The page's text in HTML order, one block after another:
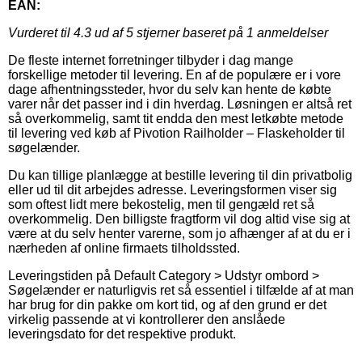
EAN:
Vurderet til 4.3 ud af 5 stjerner baseret på 1 anmeldelser
De fleste internet forretninger tilbyder i dag mange
forskellige metoder til levering. En af de populære er i vore
dage afhentningssteder, hvor du selv kan hente de købte
varer når det passer ind i din hverdag. Løsningen er altså ret
så overkommelig, samt tit endda den mest letkøbte metode
til levering ved køb af Pivotion Railholder – Flaskeholder til
søgelænder.
Du kan tillige planlægge at bestille levering til din privatbolig
eller ud til dit arbejdes adresse. Leveringsformen viser sig
som oftest lidt mere bekostelig, men til gengæld ret så
overkommelig. Den billigste fragtform vil dog altid vise sig at
være at du selv henter varerne, som jo afhænger af at du er i
nærheden af online firmaets tilholdssted.
Leveringstiden på Default Category > Udstyr ombord >
Søgelænder er naturligvis ret så essentiel i tilfælde af at man
har brug for din pakke om kort tid, og af den grund er det
virkelig passende at vi kontrollerer den anslåede
leveringsdato for det respektive produkt.